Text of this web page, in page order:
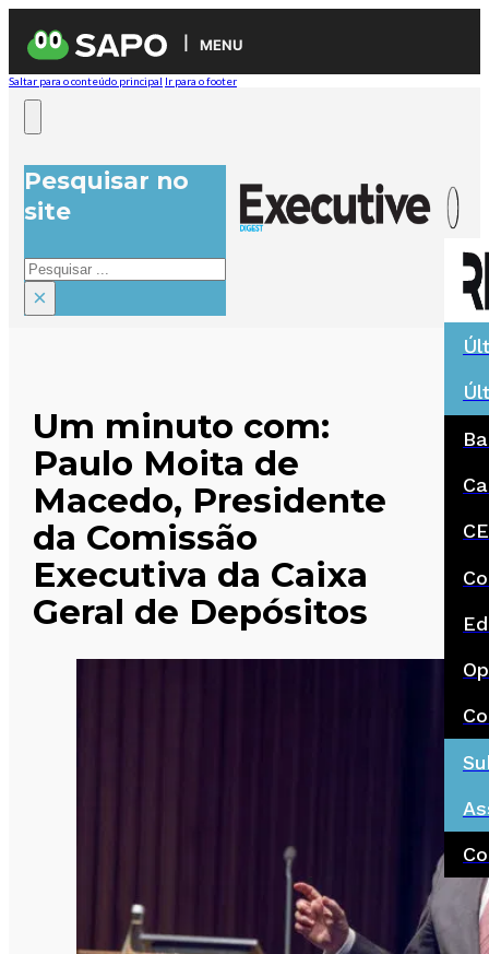
MENU
Saltar para o conteúdo principal Ir para o footer
Pesquisar no
site
Pesquisar
×
Um minuto com:
Paulo Moita de
Macedo, Presidente
da Comissão
Executiva da Caixa
Geral de Depósitos